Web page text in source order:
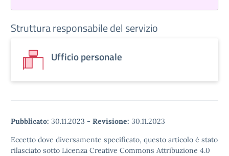
Struttura responsabile del servizio
Ufficio personale
Pubblicato: 30.11.2023 - Revisione: 30.11.2023
Eccetto dove diversamente specificato, questo articolo è stato
rilasciato sotto Licenza Creative Commons Attribuzione 4.0